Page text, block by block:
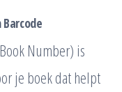
Number) is
je boek dat helpt